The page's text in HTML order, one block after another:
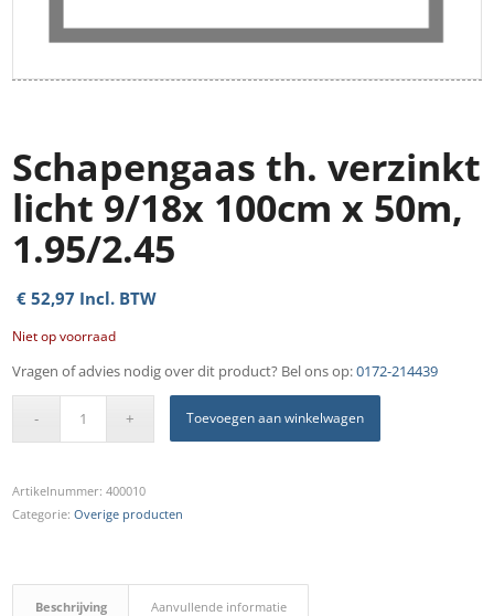
Schapengaas th. verzinkt
licht 9/18x 100cm x 50m,
1.95/2.45
€ 52,97 Incl. BTW
Niet op voorraad
Vragen of advies nodig over dit product? Bel ons op:0172-214439
Toevoegen aan winkelwagen
Artikelnummer:400010
Categorie:Overige producten
Beschrijving Aanvullende informatie